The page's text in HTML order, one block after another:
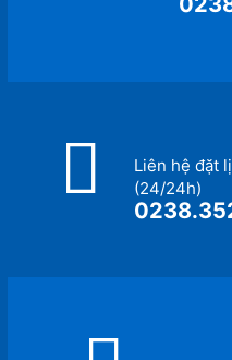
Liên hệ đặt
(24/24h)